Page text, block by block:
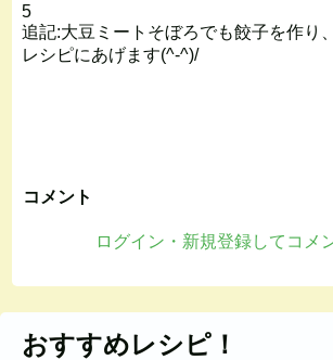
5
追記:大豆ミートそぼろでも餃子を作り
レシピにあげます(^-^)/
コメント
ログイン・新規登録してコメ
おすすめレシピ！